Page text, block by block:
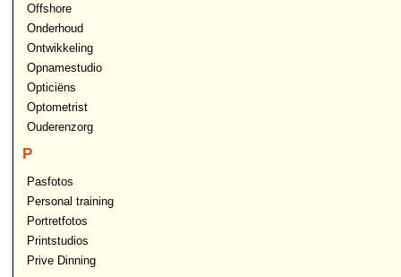
Offshore
Onderhoud
Ontwikkeling
Opnamestudio
Opticiëns
Optometrist
Ouderenzorg
P
Pasfotos
Personal training
Portretfotos
Printstudios
Prive Dinning